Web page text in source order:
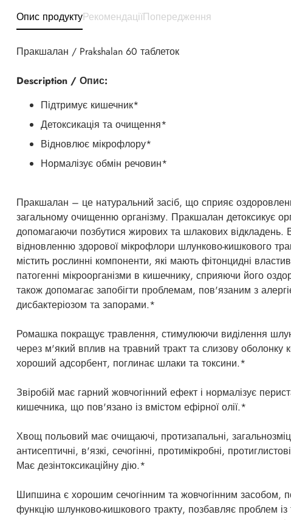
Опис продуктуРекомендаціїПопередження
Пракшалан / Prakshalan 60 таблеток
Description / Опис:
Підтримує кишечник*
Детоксикація та очищення*
Відновлює мікрофлору*
Нормалізує обмін речовин*
Пракшалан – це натуральний засіб, що сприяє
загальному очищенню організму. Пракшалан детоксикує
допомагаючи позбутися жирових та шлакових відкладень.
відновленню здорової мікрофлори шлунково-кишкового
містить рослинні компоненти, які мають фітонцидні
патогенні мікроорганізми в кишечнику, сприяючи його
також допомагає запобігти проблемам, пов'язаним з
дисбактеріозом та запорами.*
Ромашка покращує травлення, стимулюючи виділення
через м'який вплив на травний тракт та слизову оболонку
хороший адсорбент, поглинає шлаки та токсини.*
Звіробій має гарний жовчогінний ефект і нормалізує
кишечника, що пов'язано із вмістом ефірної олії.*
Хвощ польовий має очищаючі, протизапальні,
антисептичні, в'язкі, сечогінні, протимікробні,
Має дезінтоксикаційну дію.*
Шипшина є хорошим сечогінним та жовчогінним засобом,
функцію шлунково-кишкового тракту, позбавляє проблем